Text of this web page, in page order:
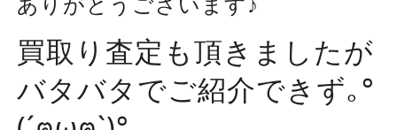
買取り査定も頂きましたが
バタバタでご紹介できず｡°